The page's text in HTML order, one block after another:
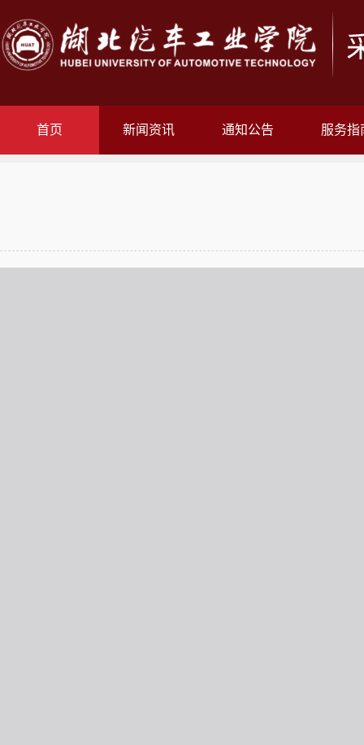
首页 新闻资讯 通知公告 服务指